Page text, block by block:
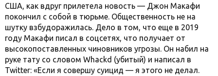
США, как вдруг прилетела новость — Джон Макафи
покончил с собой в тюрьме. Общественность не на
шутку взбудоражилась. Дело в том, что еще в 2019
году Макафи писал в соцсетях, что получает от
высокопоставленных чиновников угрозы. Он набил на
руке тату со словом Whackd (убитый) и написал в
Twitter: «Если я совершу суицид — я этого не делал.